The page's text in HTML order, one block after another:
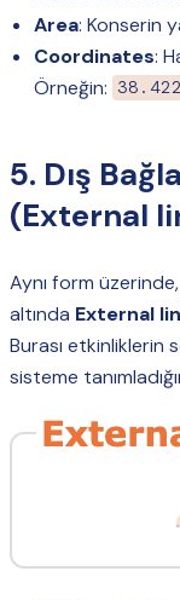
Area: Konserin
Coordinates:
Örneğin:
5. Dış
(External
Aynı form üzerinde,
altında External
Burası etkinliklerin
sisteme